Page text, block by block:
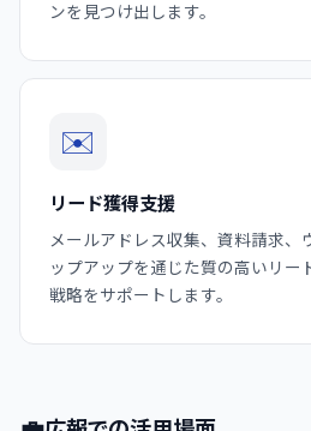
ンを見つけ出します。
✉️
リード獲得支援
メールアドレス収集、資料請求、
ップアップを通じた質の高いリー
戦略をサポートします。